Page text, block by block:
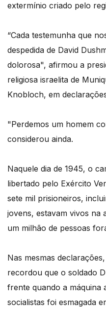
extermínio criado pelo
“Cada testemunha que
despedida de David
dolorosa", afirmou a
religiosa israelita de
Knobloch, em
"Perdemos um homem
considerou ainda.
Naquele dia de 1945, o
libertado pelo Exército
sete mil prisioneiros,
jovens, estavam vivos na
um milhão de pessoas
Nas mesmas
recordou que o soldado
frente quando a máquina
socialistas foi esmagada